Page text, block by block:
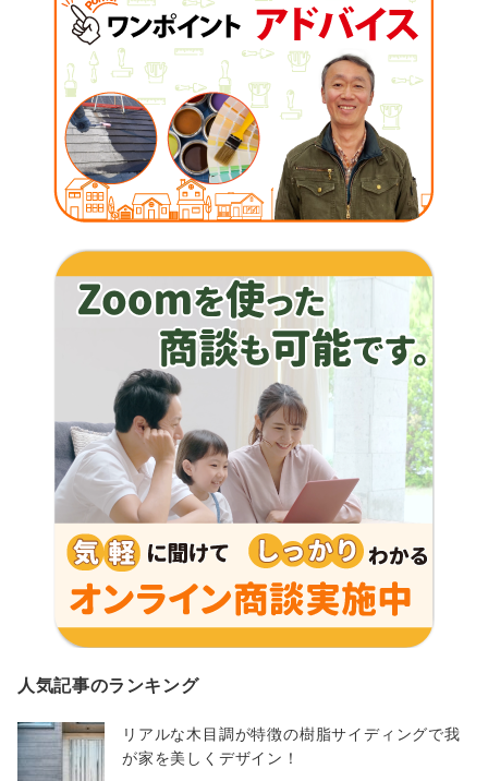
人気記事のランキング
リアルな木目調が特徴の樹脂サイディングで我
が家を美しくデザイン！